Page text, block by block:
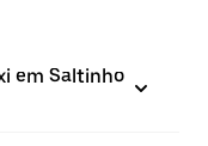
em Saltinho